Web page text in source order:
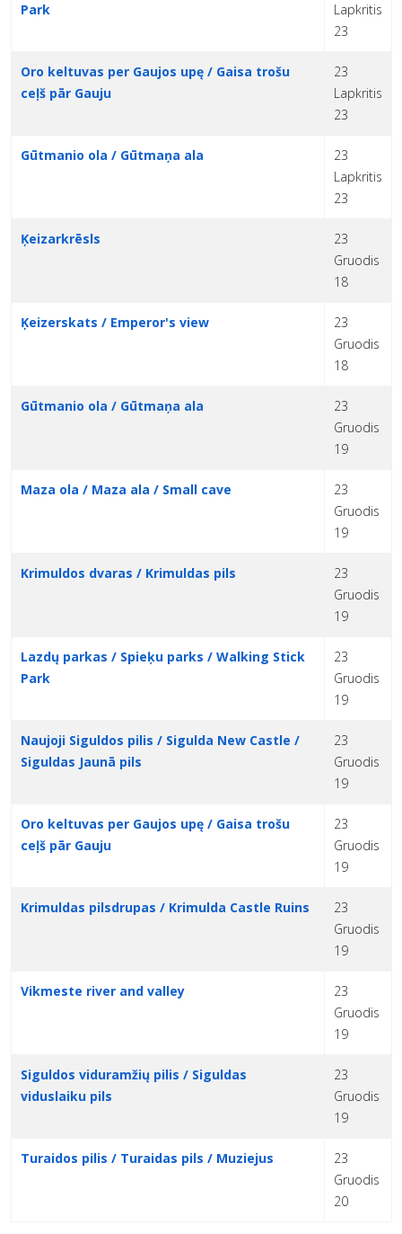
Park
Lapkritis
23
Oro keltuvas per Gaujos upę / Gaisa trošu
ceļš pār Gauju
23
Lapkritis
23
Gūtmanio ola / Gūtmaņa ala
23
Lapkritis
23
Ķeizarkrēsls
23
Gruodis
18
Ķeizerskats / Emperor's view
23
Gruodis
18
Gūtmanio ola / Gūtmaņa ala
23
Gruodis
19
Maza ola / Maza ala / Small cave
23
Gruodis
19
Krimuldos dvaras / Krimuldas pils
23
Gruodis
19
Lazdų parkas / Spieķu parks / Walking Stick
Park
23
Gruodis
19
Naujoji Siguldos pilis / Sigulda New Castle /
Siguldas Jaunā pils
23
Gruodis
19
Oro keltuvas per Gaujos upę / Gaisa trošu
ceļš pār Gauju
23
Gruodis
19
Krimuldas pilsdrupas / Krimulda Castle Ruins
23
Gruodis
19
Vikmeste river and valley
23
Gruodis
19
Siguldos viduramžių pilis / Siguldas
viduslaiku pils
23
Gruodis
19
Turaidos pilis / Turaidas pils / Muziejus
23
Gruodis
20